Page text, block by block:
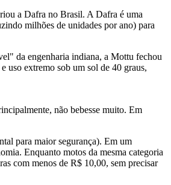
a Dafra no Brasil. A Dafra é uma
milhões de unidades por ano) para
da engenharia indiana, a Mottu fechou
uso extremo sob um sol de 40 graus,
não bebesse muito. Em
para maior segurança). Em um
Enquanto motos da mesma categoria
com menos de R$ 10,00, sem precisar